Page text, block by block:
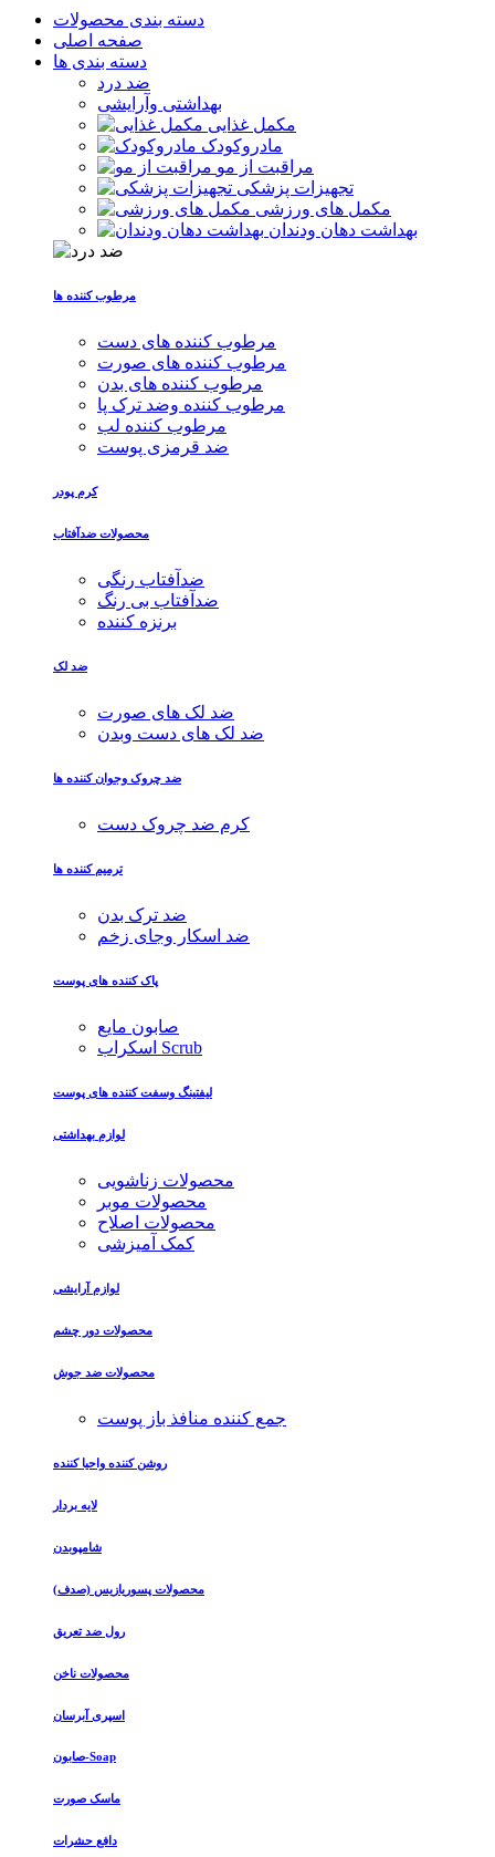
دسته بندی محصولات
صفحه اصلی
دسته بندی ها
ضد درد
بهداشتی وآرایشی
مکمل غذایی
مادروکودک
مراقبت از مو
تجهیزات پزشکی
مکمل های ورزشی
بهداشت دهان ودندان
مرطوب کننده ها
مرطوب کننده های دست
مرطوب کننده های صورت
مرطوب کننده های بدن
مرطوب کننده وضد ترک پا
مرطوب کننده لب
ضد قرمزی پوست
کرم پودر
محصولات ضدآفتاب
ضدآفتاب رنگی
ضدآفتاب بی رنگ
برنزه کننده
ضد لک
ضد لک های صورت
ضد لک های دست وبدن
ضد چروک وجوان کننده ها
کرم ضد چروک دست
ترمیم کننده ها
ضد ترک بدن
ضد اسکار وجای زخم
پاک کننده های پوست
صابون مایع
اسکراب Scrub
لیفتینگ وسفت کننده های پوست
لوازم بهداشتی
محصولات زناشویی
محصولات موبر
محصولات اصلاح
کمک آمیزشی
لوازم آرایشی
محصولات دور چشم
محصولات ضد جوش
جمع کننده منافذ باز پوست
روشن کننده واحیا کننده
لایه بردار
شامپوبدن
محصولات پسوریازیس (صدف)
رول ضد تعریق
محصولات ناخن
اسپری آبرسان
صابون-Soap
ماسک صورت
دافع حشرات